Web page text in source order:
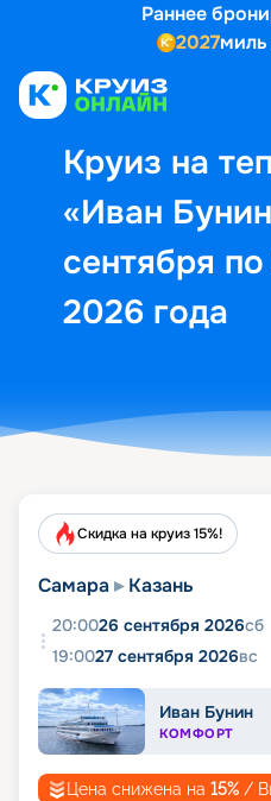
Раннее
2027
Круиз на
«Иван
сентября
2026 года
Выбор
Скидка на круиз 15%!
Самара Казань
20:0026 сентября 2026сб
19:0027 сентября 2026вс
Иван Бунин
КОМФОРТ
Цена снижена на 15% /